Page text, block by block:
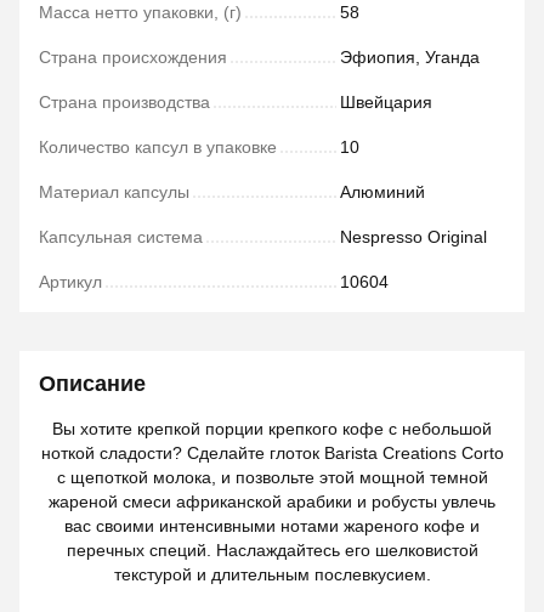
Масса нетто упаковки, (г) 58
Страна происхождения Эфиопия, Уганда
Страна производства Швейцария
Количество капсул в упаковке 10
Материал капсулы Алюминий
Капсульная система Nespresso Original
Артикул 10604
Описание
Вы хотите крепкой порции крепкого кофе с небольшой
ноткой сладости? Сделайте глоток Barista Creations Corto
с щепоткой молока, и позвольте этой мощной темной
жареной смеси африканской арабики и робусты увлечь
вас своими интенсивными нотами жареного кофе и
перечных специй. Наслаждайтесь его шелковистой
текстурой и длительным послевкусием.